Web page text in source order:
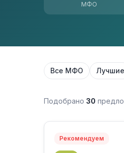
МФО
Все МФО Лучшие
Подобрано 30
Рекомендуем